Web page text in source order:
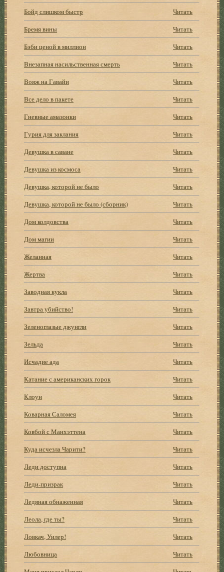
Бойд слишком быстр
Читать
Бремя вины
Читать
Бэби ценой в миллион
Читать
Внезапная насильственная смерть
Читать
Вояж на Гавайи
Читать
Все дело в пакете
Читать
Гневные амазонки
Читать
Гурия для заклания
Читать
Девушка в саване
Читать
Девушка из космоса
Читать
Девушка, которой не было
Читать
Девушка, которой не было (сборник)
Читать
Дом колдовства
Читать
Дом магии
Читать
Желанная
Читать
Жертва
Читать
Заводная кукла
Читать
Завтра убийство!
Читать
Зеленоглазые джунгли
Читать
Зельда
Читать
Исчадие ада
Читать
Катание с американских горок
Читать
Клоун
Читать
Коварная Саломея
Читать
Ковбой с Манхэттена
Читать
Куда исчезла Чарити?
Читать
Леди доступна
Читать
Леди-призрак
Читать
Ледяная обнаженная
Читать
Леола, где ты?
Читать
Ловкач, Уилер!
Читать
Любовница
Читать